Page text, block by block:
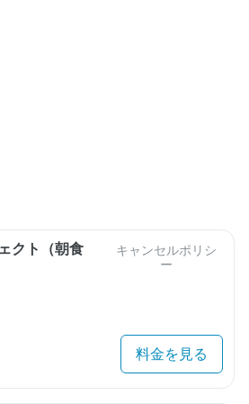
クト（朝食
キャンセルポリシ
ー
料金を見る